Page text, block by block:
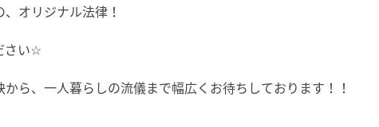
オリジナル法律！
さい☆
ら、一人暮らしの流儀まで幅広くお待ちしております！！